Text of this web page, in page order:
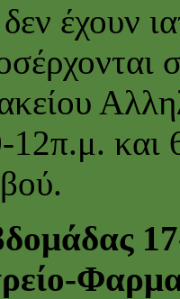
έχουν
και